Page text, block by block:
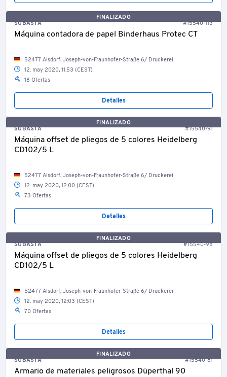
FINALIZADO
SUBASTA
#15540-113
Máquina contadora de papel Binderhaus Protec CT
52477 Alsdorf, Joseph-von-Fraunhofer-Straße 6/ Druckerei
12. may 2020, 11:53 (CEST)
18 Ofertas
Detalles
FINALIZADO
SUBASTA
#15540-91
Máquina offset de pliegos de 5 colores Heidelberg
CD102/5 L
52477 Alsdorf, Joseph-von-Fraunhofer-Straße 6/ Druckerei
12. may 2020, 12:00 (CEST)
73 Ofertas
Detalles
FINALIZADO
SUBASTA
#15540-98
Máquina offset de pliegos de 5 colores Heidelberg
CD102/5 L
52477 Alsdorf, Joseph-von-Fraunhofer-Straße 6/ Druckerei
12. may 2020, 12:03 (CEST)
70 Ofertas
Detalles
FINALIZADO
SUBASTA
#15540-81
Armario de materiales peligrosos Düperthal 90